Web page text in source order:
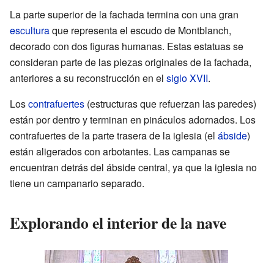
La parte superior de la fachada termina con una gran
esculturaque representa el escudo de Montblanch,
decorado con dos figuras humanas. Estas estatuas se
consideran parte de las piezas originales de la fachada,
anteriores a su reconstrucción en el siglo XVII.
Loscontrafuertes (estructuras que refuerzan las paredes)
están por dentro y terminan en pináculos adornados. Los
contrafuertes de la parte trasera de la iglesia (el ábside)
están aligerados con arbotantes. Las campanas se
encuentran detrás del ábside central, ya que la iglesia no
tiene un campanario separado.
Explorando el interior de la nave